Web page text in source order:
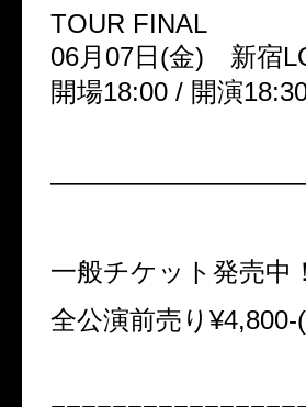
TOUR FINAL
06月07日(金) 新宿
開場18:00 / 開演
一般チケット発売中
全公演前売り¥4,800-